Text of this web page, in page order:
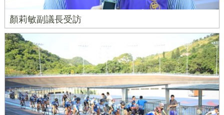
顏莉敏副議長受訪